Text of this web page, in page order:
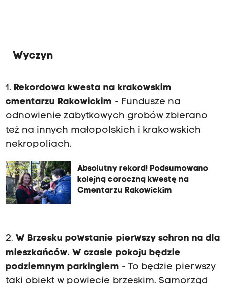
Wyczyn
1. Rekordowa kwesta na krakowskim
cmentarzu Rakowickim - Fundusze na
odnowienie zabytkowych grobów zbierano
też na innych małopolskich i krakowskich
nekropoliach.
Absolutny rekord! Podsumowano
kolejną coroczną kwestę na
Cmentarzu Rakowickim
2. W Brzesku powstanie pierwszy schron na dla
mieszkańców. W czasie pokoju będzie
podziemnym parkingiem - To będzie pierwszy
taki obiekt w powiecie brzeskim. Samorząd